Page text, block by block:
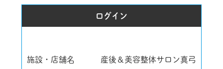
ログイン
施設・店舗名 産後＆美容整体サロン真弓